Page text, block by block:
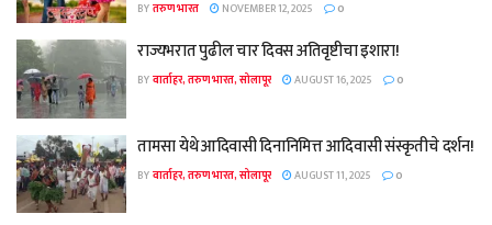
BYतरुण भारत NOVEMBER 12, 2025 0
राज्यभरात पुढील चार दिवस अतिवृष्टीचा इशारा!
BYवार्ताहर, तरुण भारत, सोलापूर AUGUST 16, 2025 0
तामसा येथे आदिवासी दिनानिमित्त आदिवासी संस्कृतीचे दर्शन!
BYवार्ताहर, तरुण भारत, सोलापूर AUGUST 11, 2025 0